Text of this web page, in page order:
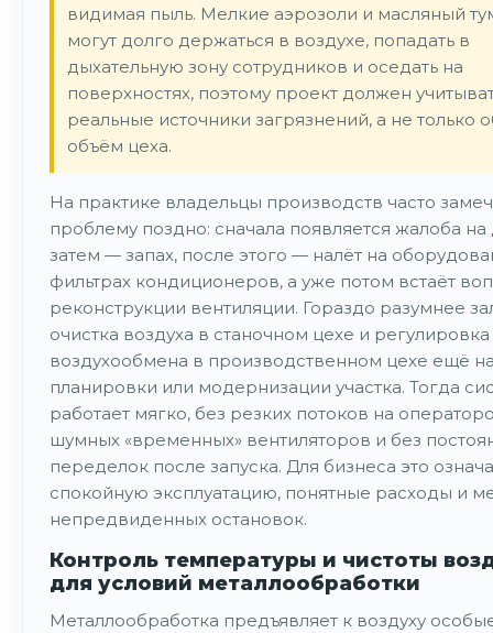
видимая пыль. Мелкие аэрозоли и масляный
могут долго держаться в воздухе, попадать в
дыхательную зону сотрудников и оседать на
поверхностях, поэтому проект должен
реальные источники загрязнений, а не только
объём цеха.
На практике владельцы производств часто
проблему поздно: сначала появляется жалоба на
затем — запах, после этого — налёт на
фильтрах кондиционеров, а уже потом встаёт
реконструкции вентиляции. Гораздо разумнее
очистка воздуха в станочном цехе и регулировка
воздухообмена в производственном цехе ещё
планировки или модернизации участка. Тогда
работает мягко, без резких потоков на
шумных «временных» вентиляторов и без
переделок после запуска. Для бизнеса это
спокойную эксплуатацию, понятные расходы и
непредвиденных остановок.
Контроль температуры и чистоты
для условий металлообработки
Металлообработка предъявляет к воздуху